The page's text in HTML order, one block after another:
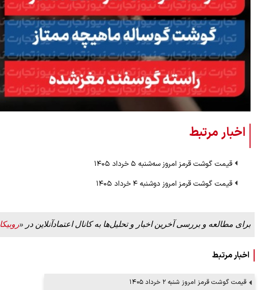
اخبار مرتبط
قیمت گوشت قرمز امروز سه‌شنبه ۵ خرداد ۱۴۰۵
قیمت گوشت قرمز امروز دوشنبه ۴ خرداد ۱۴۰۵
برای مطالعه و بررسی آخرین اخبار و تحلیل‌ها به کانال اعتمادآنلاین در «روبیکا
اخبار مرتبط
قیمت گوشت قرمز امروز شنبه ۲ خرداد ۱۴۰۵
۱۴ مرداد ۱۴۰۵